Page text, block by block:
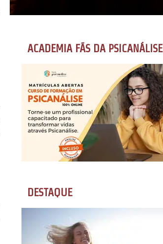
ACADEMIA FÃS DA PSICANÁLISE
DESTAQUE